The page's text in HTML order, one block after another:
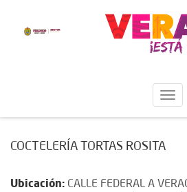
COCTELERÍA TORTAS ROSITA
Ubicación: CALLE FEDERAL A